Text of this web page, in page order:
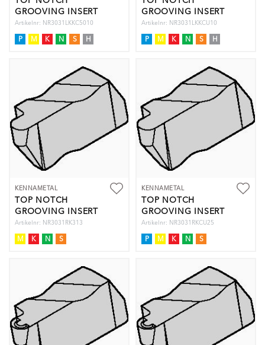
GROOVING INSERT
Artikelnr: NR3031LKKC5010
P M K N S H
GROOVING INSERT
Artikelnr: NR3031LKKCU10
P M K N S H
KENNAMETAL
TOP NOTCH
GROOVING INSERT
Artikelnr: NR3031RK313
M K N S
KENNAMETAL
TOP NOTCH
GROOVING INSERT
Artikelnr: NR3031RKCU25
P M K N S